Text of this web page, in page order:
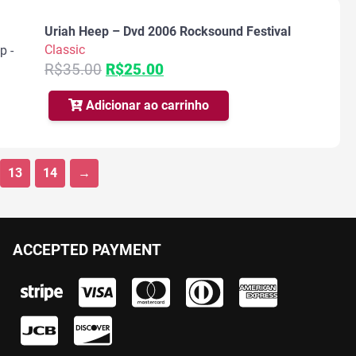
Uriah Heep – Dvd 2006 Rocksound Festival
Classic
R$35.00 O
preço
original
era:
R$25.00O
preço
atual
é:
Adicionar ao carrinho
13 14 →
ACCEPTED PAYMENT